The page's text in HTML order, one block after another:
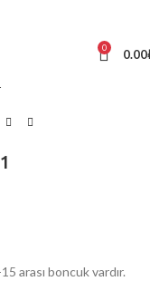
0 0.00
arası boncuk vardır.